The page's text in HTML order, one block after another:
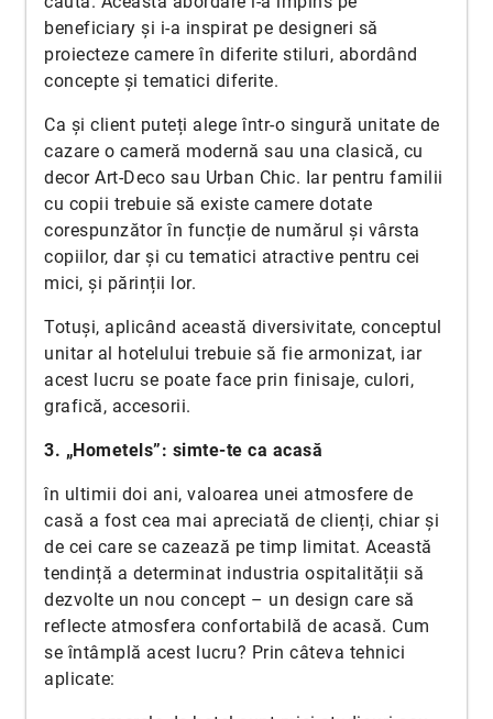
beneficiary și i-a inspirat pe designeri să
proiecteze camere în diferite stiluri, abordând
concepte și tematici diferite.
Ca și client puteți alege într-o singură unitate de
cazare o cameră modernă sau una clasică, cu
decor Art-Deco sau Urban Chic. Iar pentru familii
cu copii trebuie să existe camere dotate
corespunzător în funcție de numărul și vârsta
copiilor, dar și cu tematici atractive pentru cei
mici, și părinții lor.
Totuși, aplicând această diversivitate, conceptul
unitar al hotelului trebuie să fie armonizat, iar
acest lucru se poate face prin finisaje, culori,
grafică, accesorii.
3. „Hometels”: simte-te ca acasă
în ultimii doi ani, valoarea unei atmosfere de
casă a fost cea mai apreciată de clienți, chiar și
de cei care se cazează pe timp limitat. Această
tendință a determinat industria ospitalității să
dezvolte un nou concept – un design care să
reflecte atmosfera confortabilă de acasă. Cum
se întâmplă acest lucru? Prin câteva tehnici
aplicate: